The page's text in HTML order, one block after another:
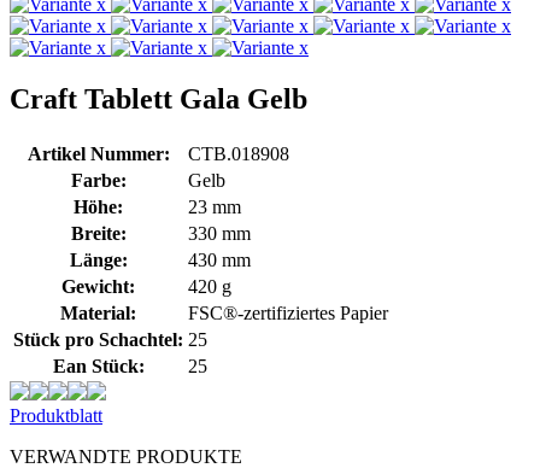
Craft Tablett Gala Gelb
Artikel Nummer:
CTB.018908
Farbe:
Gelb
Höhe:
23 mm
Breite:
330 mm
Länge:
430 mm
Gewicht:
420 g
Material:
FSC®-zertifiziertes Papier
Stück pro Schachtel: 25
Ean Stück:
25
Produktblatt
VERWANDTE PRODUKTE